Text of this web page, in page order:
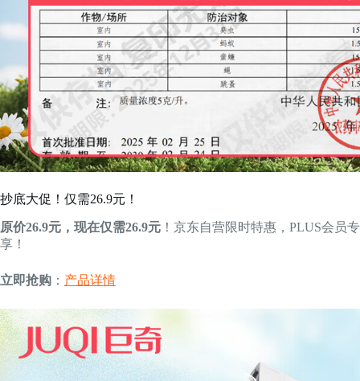
抄底大促！仅需26.9元！
原价26.9元，现在仅需26.9元 ！京东自营限时特惠，PLUS会员专
享！
立即抢购 ： 产品详情